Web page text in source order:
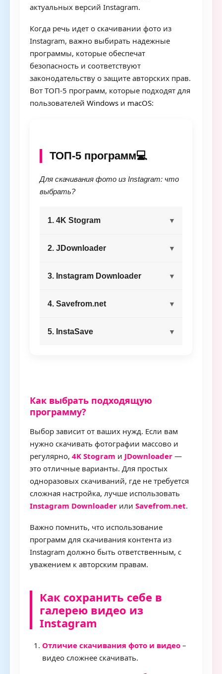
актуальных версий Instagram.
Когда речь идет о скачивании фото из
Instagram, важно выбирать надежные
программы, которые обеспечат
безопасность и соответствуют
законодательству о защите авторских прав.
Вот ТОП-5 программ, которые подходят для
пользователей Windows и macOS:
ТОП-5 программ💻
Для скачивания фото из Instagram: что
выбрать?
1. 4K Stogram
2. JDownloader
3. Instagram Downloader
4. Savefrom.net
5. InstaSave
Как выбрать подходящую
программу?
Выбор зависит от ваших нужд. Если вам
нужно скачивать фотографии массово и
регулярно, 4K Stogram и JDownloader —
это отличные варианты. Для простых
одноразовых скачиваний, где не требуется
сложная настройка, лучше использовать
Instagram Downloader или Savefrom.net.
Важно помнить, что использование
программ для скачивания контента из
Instagram должно быть ответственным, с
уважением к авторским правам.
Как сохранить себе в
галерею видео из
Instagram
Отличие скачивания фото и видео –
видео сложнее скачивать.